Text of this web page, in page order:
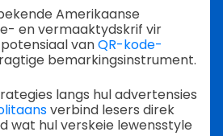
Amerikaanse
en vermaaktydskrif vir
vanQR-kode-
bemarkingsinstrument.
langs hul advertensies
verbind lesers direk
wat hul verskeie lewensstyle